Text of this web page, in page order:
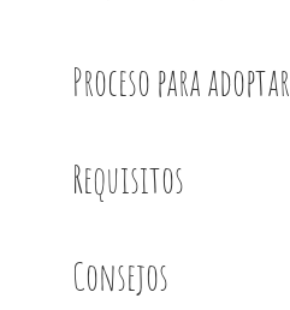
Proceso para adoptar
Requisitos
Consejos